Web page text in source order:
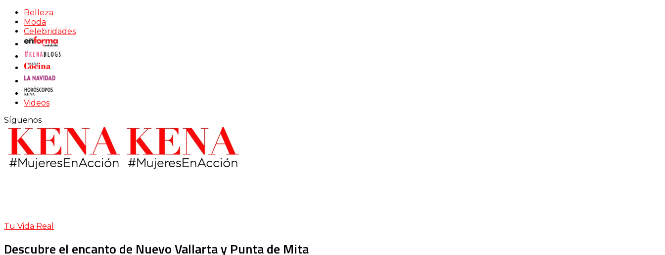
Belleza
Moda
Celebridades
Videos
Síguenos
Tu Vida Real
Descubre el encanto de Nuevo Vallarta y Punta de Mita